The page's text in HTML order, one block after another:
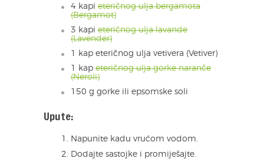
4 kapi eteričnog ulja bergamota
(Bergamot)
3 kapi eteričnog ulja lavande
(Lavender)
1 kap eteričnog ulja vetivera (Vetiver)
1 kap eteričnog ulja gorke naranče
(Neroli)
150 g gorke ili epsomske soli
Upute:
Napunite kadu vrućom vodom.
Dodajte sastojke i promiješajte.